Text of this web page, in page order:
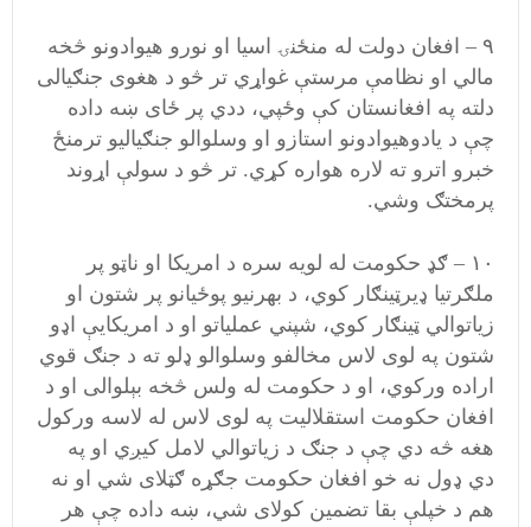
۹ – افغان دولت له منځنۍ اسیا او نورو هیوادونو څخه
مالي او نظامې مرستې غواړي تر څو د هغوی جنګیالی
دلته په افغانستان کې وځپي، ددي پر ځای ښه داده
چې د یادوهیوادونو استازو او وسلوالو جنګیالیو ترمنځ
خبرو اترو ته لاره هواره کړي. تر څو د سولې اړوند
پرمختګ وشي.
۱۰ – ګډ حکومت له لویه سره د امریکا او ناټو پر
ملګرتیا ډیرټینګار کوي، د بهرنیو پوځیانو پر شتون او
زیاتوالي ټینګار کوي، شپني عملیاتو او د امریکايې اډو
شتون په لوی لاس مخالفو وسلوالو ډلو ته د جنګ قوي
اراده ورکوي، او د حکومت له ولس څخه بېلوالی او د
افغان حکومت استقلالیت په لوی لاس له لاسه ورکول
هغه څه دي چې د جنګ د زیاتوالي لامل کيږي او په
دي ډول نه خو افغان حکومت جګړه ګټلای شي او نه
هم د خپلې بقا تضمین کولای شي، ښه داده چې هر